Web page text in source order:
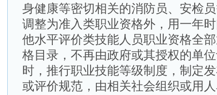
身健康等密切相关的消防员、安检
调整为准入类职业资格外，用一年
他水平评价类技能人员职业资格全
格目录，不再由政府或其授权的单
时，推行职业技能等级制度，制定
或评价规范，由相关社会组织或用